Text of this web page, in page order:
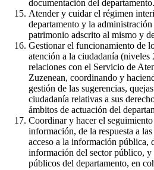
documentación del departamento.
Atender y cuidar el régimen
departamento y la
patrimonio adscrito al mismo y
Gestionar el funcionamiento de
atención a la ciudadanía
relaciones con el Servicio de
Zuzenean, coordinando y
gestión de las sugerencias,
ciudadanía relativas a sus
ámbitos de actuación del
Coordinar y hacer el
información, de la respuesta a
acceso a la información pública,
información del sector público, y
públicos del departamento, en